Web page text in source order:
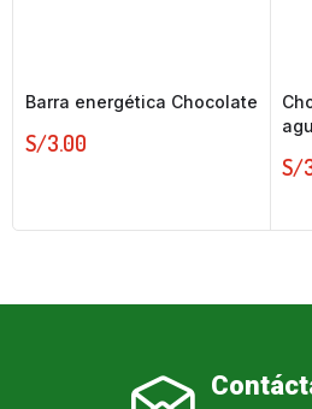
Barra energética Chocolate
S/3.00
S/